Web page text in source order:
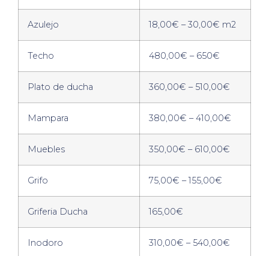
Azulejo 18,00€ – 30,00€ m2
Techo 480,00€ – 650€
Plato de ducha 360,00€ – 510,00€
Mampara 380,00€ – 410,00€
Muebles 350,00€ – 610,00€
Grifo 75,00€ – 155,00€
Griferia Ducha 165,00€
Inodoro 310,00€ – 540,00€